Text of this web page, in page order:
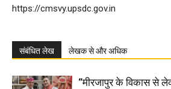
https://cmsvy.upsdc.gov.in
संबंधित लेख लेखक से और अधिक
“मीरजापुर के विकास से